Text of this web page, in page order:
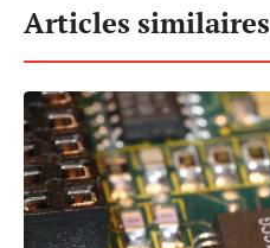
Articles similaires